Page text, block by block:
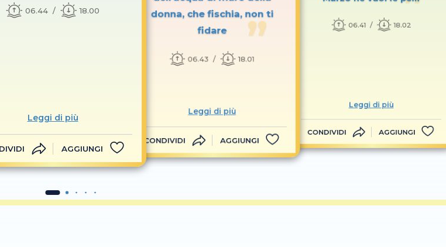
06.44 18.00
Leggi di più
AGGIUNGI
donna, che fischia, non ti
fidare
06.43 18.01
Leggi di più
CONDIVIDI AGGIUNGI
06.41 18.02
Leggi di più
CONDIVIDI AGGIUNGI